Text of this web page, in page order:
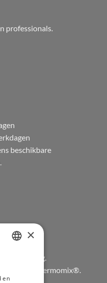
professionals.
beschikbare
Green Egg.
Vorwerk Thermomix®.
×
en